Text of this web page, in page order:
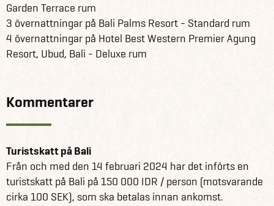
Garden Terrace rum
3 övernattningar på Bali Palms Resort - Standard rum
4 övernattningar på Hotel Best Western Premier Agung
Resort, Ubud, Bali - Deluxe rum
Kommentarer
Turistskatt på Bali
Från och med den 14 februari 2024 har det införts en
turistskatt på Bali på 150 000 IDR / person (motsvarande
cirka 100 SEK), som ska betalas innan ankomst.